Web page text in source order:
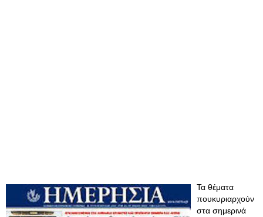
Τα θέματα
πουκυριαρχούν
στα σημερινά